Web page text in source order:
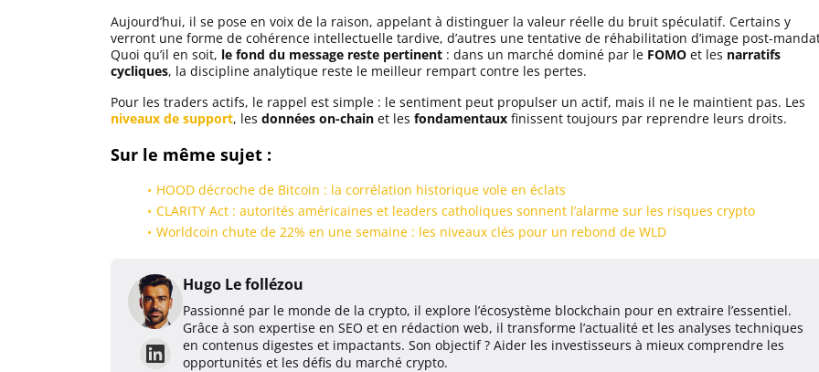
Aujourd’hui, il se pose en voix de la raison, appelant à distinguer la valeur réelle du bruit spéculatif. Certains y
verront une forme de cohérence intellectuelle tardive, d’autres une tentative de réhabilitation d’image post-
Quoi qu’il en soit, le fond du message reste pertinent : dans un marché dominé par le FOMO et les narratifs
cycliques, la discipline analytique reste le meilleur rempart contre les pertes.
Pour les traders actifs, le rappel est simple : le sentiment peut propulser un actif, mais il ne le maintient pas. Les
niveaux de support, les données on-chain et les fondamentaux finissent toujours par reprendre leurs droits.
Sur le même sujet :
HOOD décroche de Bitcoin : la corrélation historique vole en éclats
CLARITY Act : autorités américaines et leaders catholiques sonnent l’alarme sur les risques crypto
Worldcoin chute de 22% en une semaine : les niveaux clés pour un rebond de WLD
Hugo Le follézou
Passionné par le monde de la crypto, il explore l’écosystème blockchain pour en extraire l’essentiel.
Grâce à son expertise en SEO et en rédaction web, il transforme l’actualité et les analyses techniques
en contenus digestes et impactants. Son objectif ? Aider les investisseurs à mieux comprendre les
opportunités et les défis du marché crypto.